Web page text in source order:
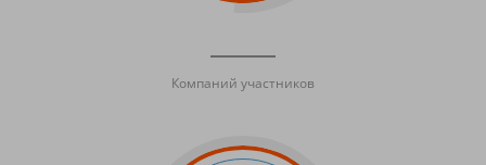
Компаний участников